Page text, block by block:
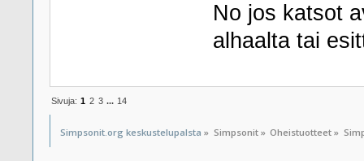
No jos katsot
alhaalta tai
Sivuja: 1 2 3 ... 14
Simpsonit.org keskustelupalsta » Simpsonit» Oheistuotteet »